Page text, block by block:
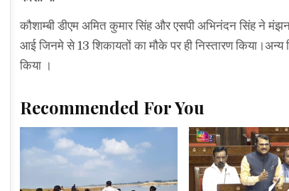
कौशाम्बी डीएम अमित कुमार सिंह और एसपी अभिनंदन सिंह ने
आई जिनमे से 13 शिकायतों का मौके पर ही निस्तारण किया।अन्य
किया ।
Recommended For You